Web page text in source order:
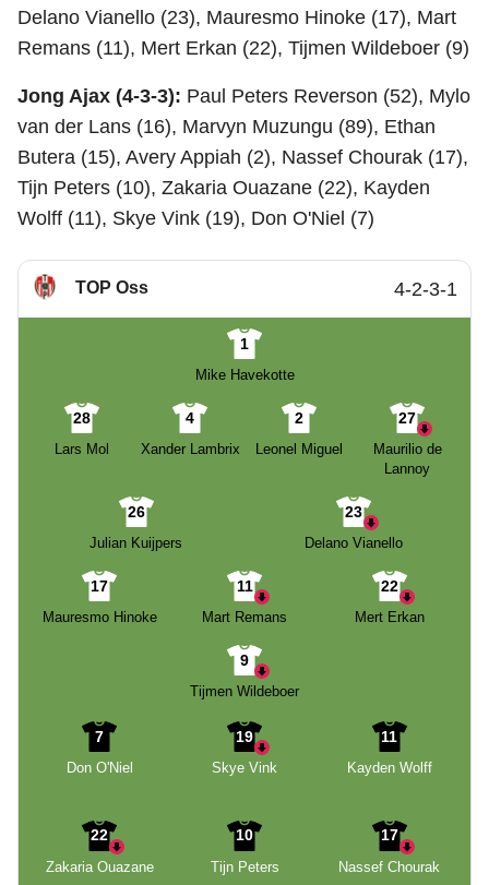
Delano Vianello (23), Mauresmo Hinoke (17), Mart
Remans (11), Mert Erkan (22), Tijmen Wildeboer (9)
Jong Ajax (4-3-3): Paul Peters Reverson (52), Mylo
van der Lans (16), Marvyn Muzungu (89), Ethan
Butera (15), Avery Appiah (2), Nassef Chourak (17),
Tijn Peters (10), Zakaria Ouazane (22), Kayden
Wolff (11), Skye Vink (19), Don O'Niel (7)
TOP Oss 4-2-3-1
1
Mike Havekotte
28
Lars Mol
4
Xander Lambrix
2
Leonel Miguel
27
Maurilio de
Lannoy
26
Julian Kuijpers
23
Delano Vianello
17
Mauresmo Hinoke
11
Mart Remans
22
Mert Erkan
9
Tijmen Wildeboer
7
Don O'Niel
19
Skye Vink
11
Kayden Wolff
22
Zakaria Ouazane
10
Tijn Peters
17
Nassef Chourak